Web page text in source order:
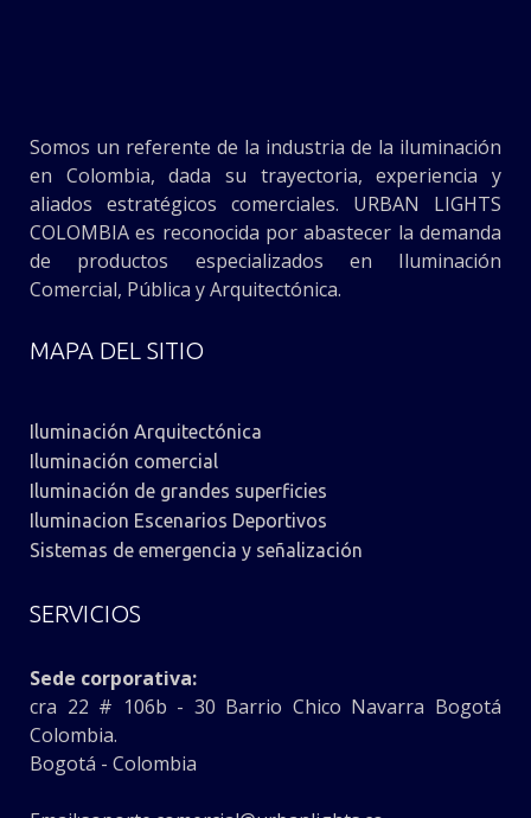
Somos un referente de la industria de la iluminación
en Colombia, dada su trayectoria, experiencia y
aliados estratégicos comerciales. URBAN LIGHTS
COLOMBIA es reconocida por abastecer la demanda
de productos especializados en Iluminación
Comercial, Pública y Arquitectónica.
MAPA DEL SITIO
Iluminación Arquitectónica
Iluminación comercial
Iluminación de grandes superficies
Iluminacion Escenarios Deportivos
Sistemas de emergencia y señalización
SERVICIOS
Sede corporativa:
cra 22 # 106b - 30 Barrio Chico Navarra Bogotá
Colombia.
Bogotá - Colombia